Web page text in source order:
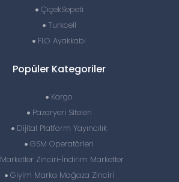
ÇiçekSepeti
Turkcell
FLO Ayakkabı
Popüler Kategoriler
Kargo
Pazaryeri Siteleri
Dijital Platform Yayıncılık
GSM Operatörleri
Marketler Zinciri-İndirim Marketler
Giyim Marka Mağaza Zinciri